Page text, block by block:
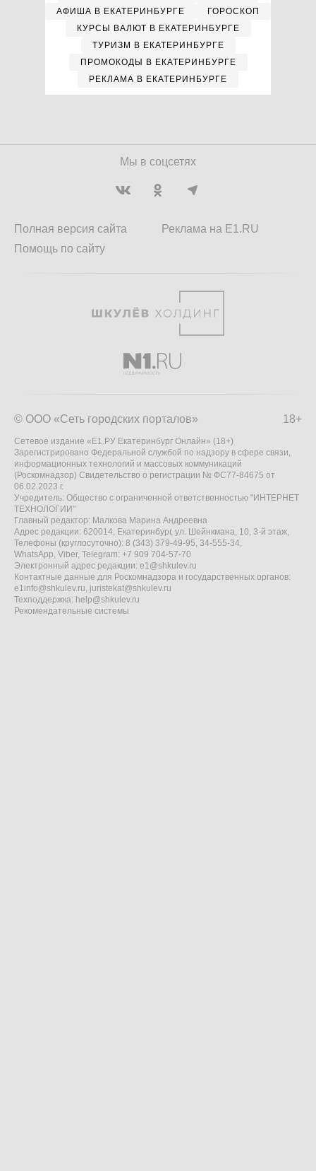
АФИША В ЕКАТЕРИНБУРГЕ
ГОРОСКОП
КУРСЫ ВАЛЮТ В ЕКАТЕРИНБУРГЕ
ТУРИЗМ В ЕКАТЕРИНБУРГЕ
ПРОМОКОДЫ В ЕКАТЕРИНБУРГЕ
РЕКЛАМА В ЕКАТЕРИНБУРГЕ
Мы в соцсетях
Полная версия сайта
Помощь по сайту
Реклама на E1.RU
18+
© ООО «Сеть городских порталов»
Сетевое издание «Е1.РУ Екатеринбург Онлайн» (18+)
Зарегистрировано Федеральной службой по надзору в сфере связи,
информационных технологий и массовых коммуникаций
(Роскомнадзор) Свидетельство о регистрации № ФС77-84675 от
06.02.2023 г.
Учредитель: Общество с ограниченной ответственностью "ИНТЕРНЕТ
ТЕХНОЛОГИИ"
Главный редактор: Малкова Марина Андреевна
Адрес редакции: 620014, Екатеринбург, ул. Шейнкмана, 10, 3-й этаж,
Телефоны (круглосуточно): 8 (343) 379-49-95, 34-555-34,
WhatsApp, Viber, Telegram: +7 909 704-57-70
Электронный адрес редакции: e1@shkulev.ru
Контактные данные для Роскомнадзора и государственных органов:
e1info@shkulev.ru, juristekat@shkulev.ru
Техподдержка: help@shkulev.ru
Рекомендательные системы